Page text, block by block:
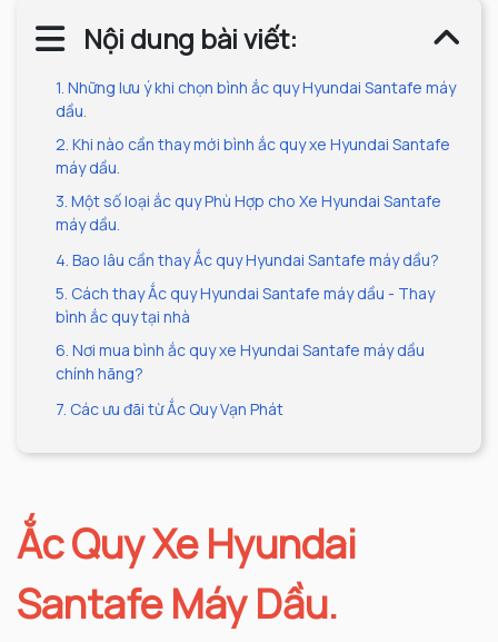
Nội dung bài viết:
1. Những lưu ý khi chọn bình ắc quy Hyundai Santafe máy
dầu.
2. Khi nào cần thay mới bình ắc quy xe Hyundai Santafe
máy dầu.
3. Một số loại ắc quy Phù Hợp cho Xe Hyundai Santafe
máy dầu.
4. Bao lâu cần thay Ắc quy Hyundai Santafe máy dầu?
5. Cách thay Ắc quy Hyundai Santafe máy dầu - Thay
bình ắc quy tại nhà
6. Nơi mua bình ắc quy xe Hyundai Santafe máy dầu
chính hãng?
7. Các ưu đãi từ Ắc Quy Vạn Phát
Ắc Quy Xe Hyundai
Santafe Máy Dầu.